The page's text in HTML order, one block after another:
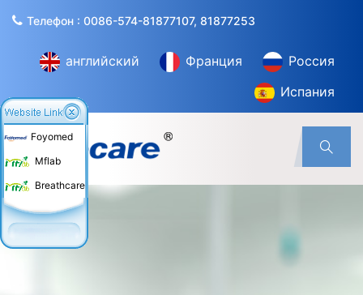
Телефон : 0086-574-81877107, 81877253
английский Франция
Россия
Испания
Foyomed
Mflab
Breathcare